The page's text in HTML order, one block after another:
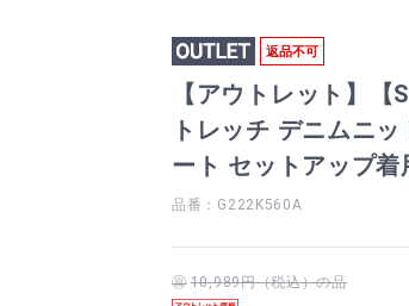
返品不可
【アウトレット】
トレッチ デニムニ
ート セットアップ着
品番：G222K560A
10,989円（税込）の品